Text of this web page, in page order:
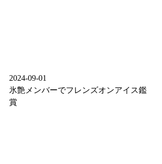
2024-09-01
氷艶メンバーでフレンズオンアイス鑑
賞